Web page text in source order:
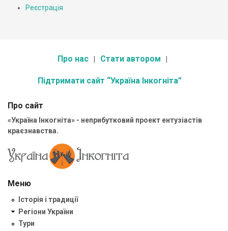
Реєстрація
Про нас Стати автором
Підтримати сайт “Україна Інкогніта”
Про сайт
«Україна Інкогніта» - неприбутковий проект ентузіастів
краєзнавства.
Меню
Історія і традиції
Регіони України
Тури